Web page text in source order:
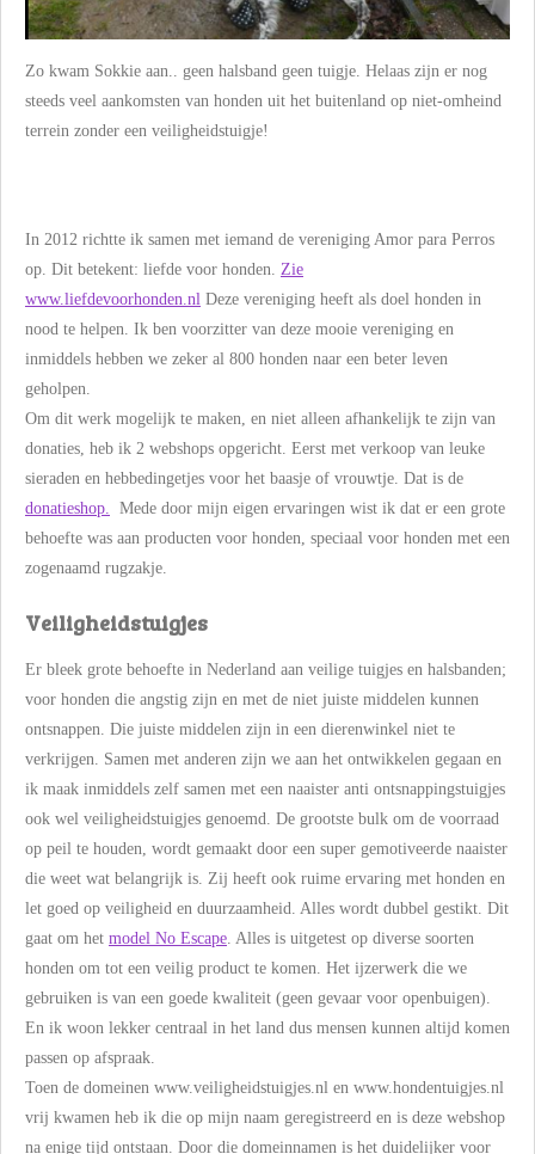
Zo kwam Sokkie aan.. geen halsband geen tuigje. Helaas zijn er nog
steeds veel aankomsten van honden uit het buitenland op niet-omheind
terrein zonder een veiligheidstuigje!
In 2012 richtte ik samen met iemand de vereniging Amor para Perros
op. Dit betekent: liefde voor honden. Zie
www.liefdevoorhonden.nl Deze vereniging heeft als doel honden in
nood te helpen. Ik ben voorzitter van deze mooie vereniging en
inmiddels hebben we zeker al 800 honden naar een beter leven
geholpen.
Om dit werk mogelijk te maken, en niet alleen afhankelijk te zijn van
donaties, heb ik 2 webshops opgericht. Eerst met verkoop van leuke
sieraden en hebbedingetjes voor het baasje of vrouwtje. Dat is de
donatieshop. Mede door mijn eigen ervaringen wist ik dat er een grote
behoefte was aan producten voor honden, speciaal voor honden met een
zogenaamd rugzakje.
Veiligheidstuigjes
Er bleek grote behoefte in Nederland aan veilige tuigjes en halsbanden;
voor honden die angstig zijn en met de niet juiste middelen kunnen
ontsnappen. Die juiste middelen zijn in een dierenwinkel niet te
verkrijgen. Samen met anderen zijn we aan het ontwikkelen gegaan en
ik maak inmiddels zelf samen met een naaister anti ontsnappingstuigjes
ook wel veiligheidstuigjes genoemd. De grootste bulk om de voorraad
op peil te houden, wordt gemaakt door een super gemotiveerde naaister
die weet wat belangrijk is. Zij heeft ook ruime ervaring met honden en
let goed op veiligheid en duurzaamheid. Alles wordt dubbel gestikt. Dit
gaat om het model No Escape. Alles is uitgetest op diverse soorten
honden om tot een veilig product te komen. Het ijzerwerk die we
gebruiken is van een goede kwaliteit (geen gevaar voor openbuigen).
En ik woon lekker centraal in het land dus mensen kunnen altijd komen
passen op afspraak.
Toen de domeinen www.veiligheidstuigjes.nl en www.hondentuigjes.nl
vrij kwamen heb ik die op mijn naam geregistreerd en is deze webshop
na enige tijd ontstaan. Door die domeinnamen is het duidelijker voor